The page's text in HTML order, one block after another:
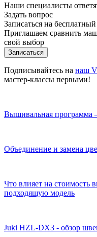
Наши специалисты
Задать вопрос
Записаться на бесплатный
Приглашаем сравнить
свой выбор
Записаться
Подписывайтесь на наш
мастер-классы первыми!
Вышивальная программа
Объединение и замена
Что влияет на
подходящую модель
Juki HZL-DX3 - обзор